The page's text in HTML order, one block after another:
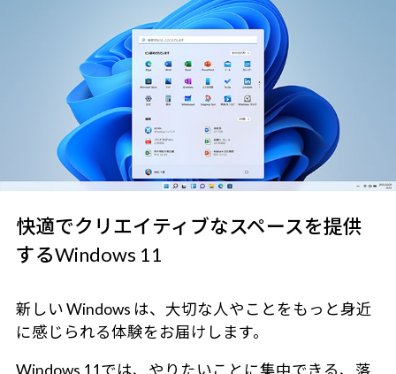
快適でクリエイティブなスペースを提供
するWindows 11
新しい Windows は、大切な人やことをもっと身近
に感じられる体験をお届けします。
Windows 11では、やりたいことに集中できる、落